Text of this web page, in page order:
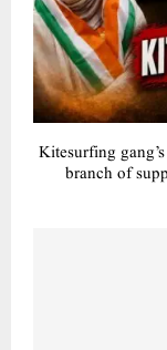
Kitesurfing
branch of